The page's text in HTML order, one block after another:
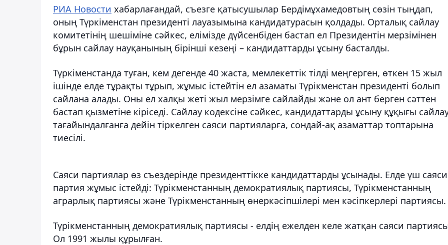
РИА Новости хабарлағандай, съезге қатысушылар Бердімұхамедовтың сөзін тыңдап,
оның Түркіменстан президенті лауазымына кандидатурасын қолдады. Орталық сайлау
комитетінің шешіміне сәйкес, елімізде дүйсенбіден бастап ел Президентін мерзімінен
бұрын сайлау науқанының бірінші кезеңі – кандидаттарды ұсыну басталды.
Түркіменстанда туған, кем дегенде 40 жаста, мемлекеттік тілді меңгерген, өткен 15 жыл
ішінде елде тұрақты тұрып, жұмыс істейтін ел азаматы Түрікменстан президенті болып
сайлана алады. Оны ел халқы жеті жыл мерзімге сайлайды және ол ант берген сәттен
бастап қызметіне кіріседі. Сайлау кодексіне сәйкес, кандидаттарды ұсыну құқығы
тағайындалғанға дейін тіркелген саяси партияларға, сондай-ақ азаматтар топтарына
тиесілі.
Саяси партиялар өз съездерінде президенттікке кандидаттарды ұсынады. Елде үш саяси
партия жұмыс істейді: Түрікменстанның демократиялық партиясы, Түрікменстанның
аграрлық партиясы және Түрікменстанның өнеркәсіпшілері мен кәсіпкерлері партиясы.
Түрікменстанның демократиялық партиясы - елдің ежелден келе жатқан саяси
Ол 1991 жылы құрылған.